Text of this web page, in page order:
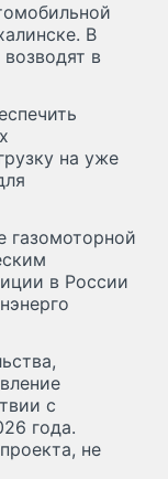
В
в
на уже
газомоторной
в России
с
года.
не